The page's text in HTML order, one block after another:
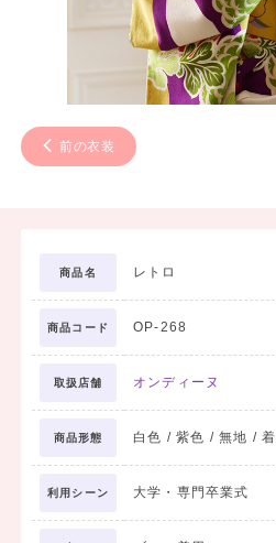
前の衣装
商品名 レトロ
商品コード OP-268
取扱店舗 オンディーヌ
商品形態 白色 / 紫色 / 無地 /
利用シーン 大学・専門卒業式